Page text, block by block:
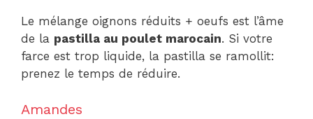
Le mélange oignons réduits + oeufs est l’âme
de la pastilla au poulet marocain. Si votre
farce est trop liquide, la pastilla se ramollit:
prenez le temps de réduire.
Amandes